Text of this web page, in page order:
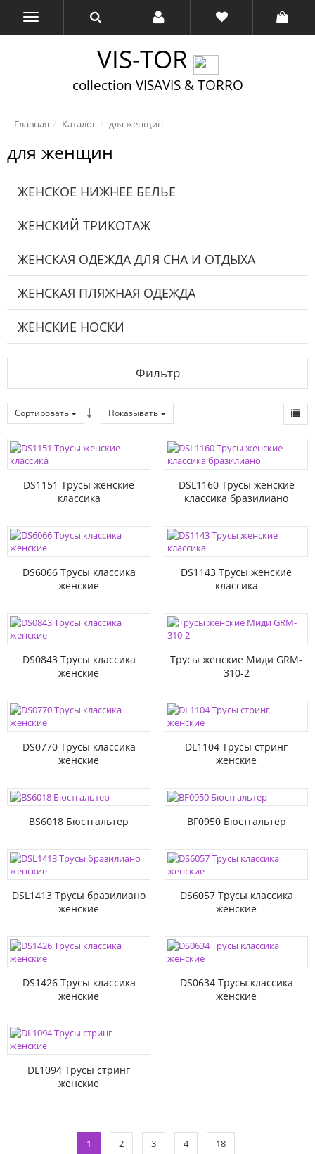
VIS-TOR
collection VISAVIS & TORRO
Главная Каталог для женщин
для женщин
ЖЕНСКОЕ НИЖНЕЕ БЕЛЬЕ
ЖЕНСКИЙ ТРИКОТАЖ
ЖЕНСКАЯ ОДЕЖДА ДЛЯ СНА И ОТДЫХА
ЖЕНСКАЯ ПЛЯЖНАЯ ОДЕЖДА
ЖЕНСКИЕ НОСКИ
Фильтр
Сортировать Показывать
DS1151 Трусы женские
классика
DSL1160 Трусы женские
классика бразилиано
DS6066 Трусы классика
женские
DS1143 Трусы женские
классика
DS0843 Трусы классика
женские
Трусы женские Миди GRM-
310-2
DS0770 Трусы классика
женские
DL1104 Трусы стринг
женские
BS6018 Бюстгальтер BF0950 Бюстгальтер
DSL1413 Трусы бразилиано
женские
DS6057 Трусы классика
женские
DS1426 Трусы классика
женские
DS0634 Трусы классика
женские
DL1094 Трусы стринг
женские
1 2 3 4 18